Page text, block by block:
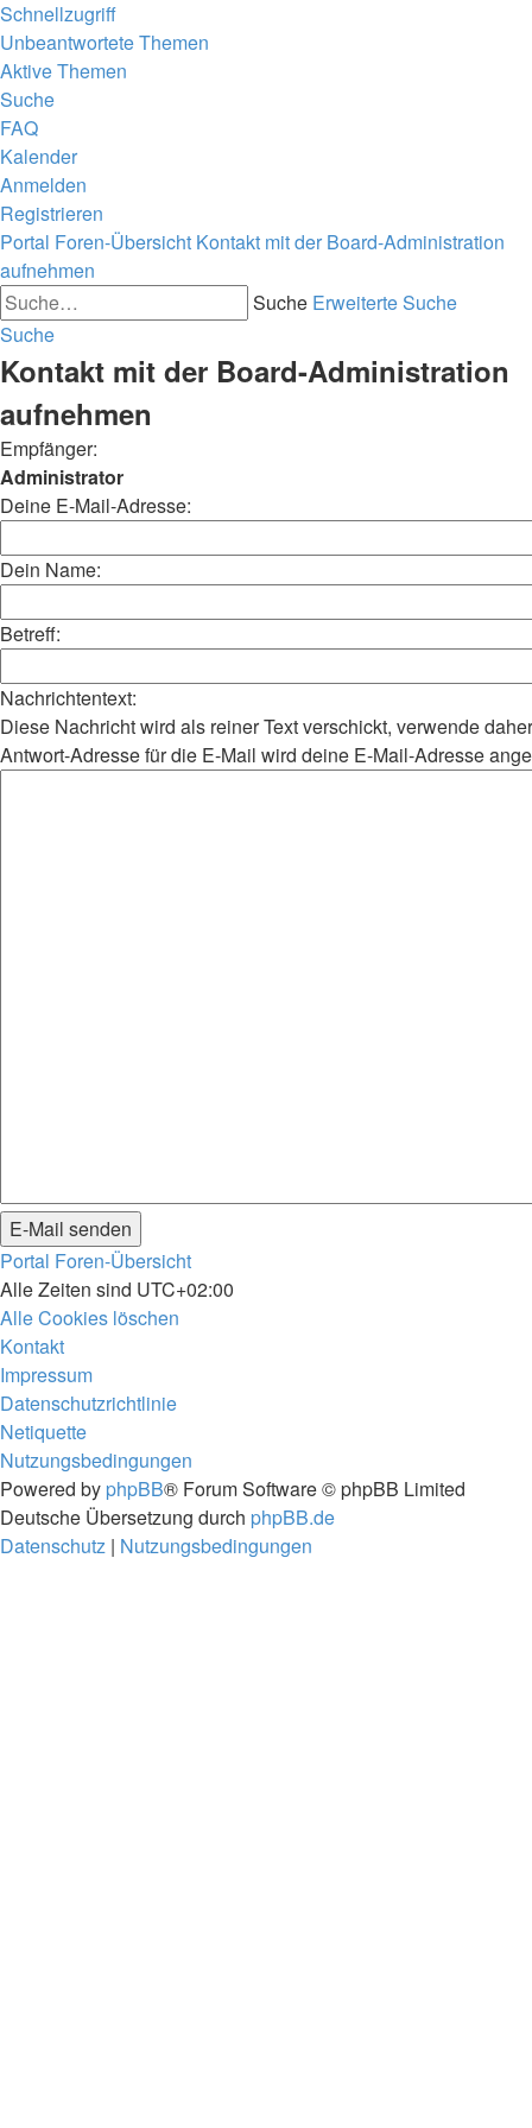
Schnellzugriff
Unbeantwortete Themen
Aktive Themen
Suche
FAQ
Kalender
Anmelden
Registrieren
Portal Foren-Übersicht Kontakt mit der Board-Administration
aufnehmen
Suche Erweiterte Suche
Suche
Kontakt mit der Board-Administration
aufnehmen
Empfänger:
Administrator
Deine E-Mail-Adresse:
Dein Name:
Betreff:
Nachrichtentext:
Diese Nachricht wird als reiner Text verschickt, verwende
Antwort-Adresse für die E-Mail wird deine E-Mail-Adresse
Portal Foren-Übersicht
Alle Zeiten sind UTC+02:00
Alle Cookies löschen
Kontakt
Impressum
Datenschutzrichtlinie
Netiquette
Nutzungsbedingungen
Powered by phpBB® Forum Software © phpBB Limited
Deutsche Übersetzung durch phpBB.de
Datenschutz | Nutzungsbedingungen